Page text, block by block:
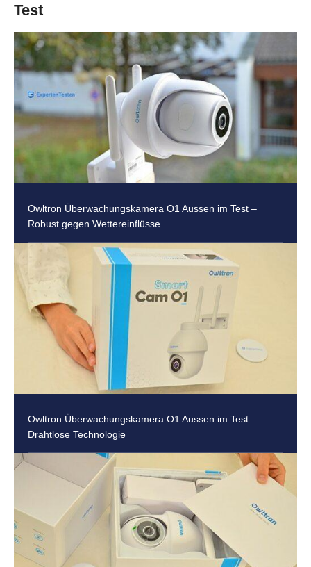
Test
Owltron Überwachungskamera O1 Aussen im Test –
Robust gegen Wettereinflüsse
Owltron Überwachungskamera O1 Aussen im Test –
Drahtlose Technologie